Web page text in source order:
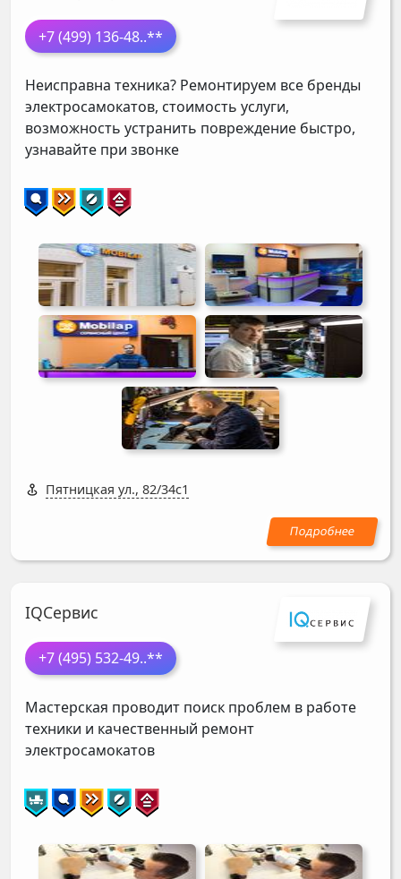
+7 (499) 136-48..**
Неисправна техника? Ремонтируем все бренды
электросамокатов, стоимость услуги,
возможность устранить повреждение быстро,
узнавайте при звонке
Пятницкая ул., 82/34с1
IQСервис
+7 (495) 532-49..**
Мастерская проводит поиск проблем в работе
техники и качественный ремонт
электросамокатов